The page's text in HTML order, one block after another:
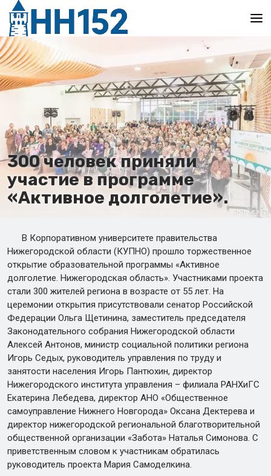
Главная
300 человек приняли
участие в программе
«Активное долголетие».
В Корпоративном университете правительства
Нижегородской области (КУПНО) прошло торжественное
открытие образовательной программы «Активное
долголетие. Нижегородская область». Участниками проекта
стали 300 жителей региона в возрасте от 55 лет. На
церемонии открытия присутствовали сенатор Российской
Федерации Ольга Щетинина, заместитель председателя
Законодательного собрания Нижегородской области
Алексей Антонов, министр социальной политики региона
Игорь Седых, руководитель управления по труду и
занятости населения Игорь Пантюхин, директор
Нижегородского института управления – филиала РАНХиГС
Екатерина Лебедева, директор АНО «Общественное
самоуправление Нижнего Новгорода» Оксана Дектерева и
директор нижегородской региональной благотворительной
общественной организации «Забота» Наталья Симонова. С
приветственным словом к участникам обратилась
руководитель проекта Мария Самоделкина.